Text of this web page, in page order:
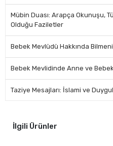
Mübin Duası: Arapça Okunuşu,
Olduğu Faziletler
Bebek Mevlüdü Hakkında
Bebek Mevlidinde Anne ve
Taziye Mesajları: İslami ve
İlgili Ürünler